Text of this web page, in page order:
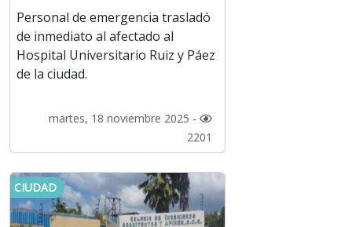
Personal de emergencia trasladó
de inmediato al afectado al
Hospital Universitario Ruiz y Páez
de la ciudad.
martes, 18 noviembre 2025 -
2201
CIUDAD